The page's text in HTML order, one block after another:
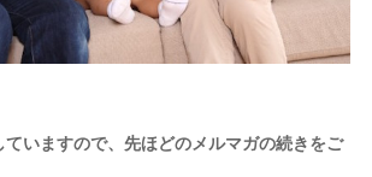
ていますので、先ほどのメルマガの続きをご